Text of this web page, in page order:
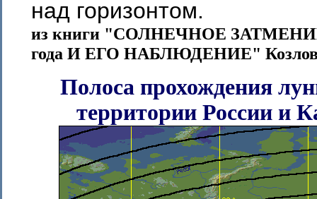
над горизонтом.
из книги "СОЛНЕЧНОЕ ЗАТМЕНИЕ
года И ЕГО НАБЛЮДЕНИЕ"
Полоса прохождения
территории России и